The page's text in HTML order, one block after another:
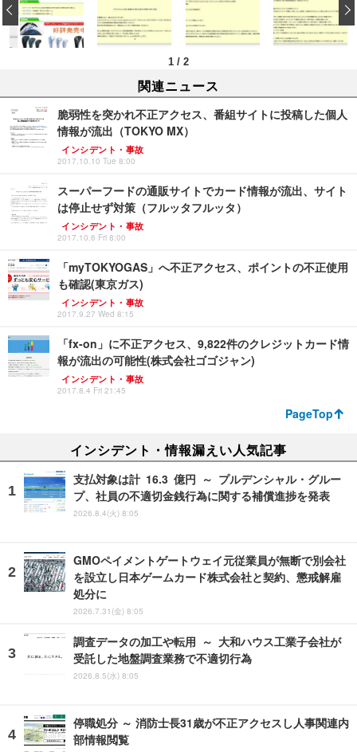
1 / 2
‹
関連ニュース
脆弱性を突かれ不正アクセス、番組サイトに投稿した個人
情報が流出（TOKYO MX）
インシデント・事故
2017.10.10 Tue 8:00
スーパーフードの通販サイトでカード情報が流出、サイト
は停止せず対策（フルッタフルッタ）
インシデント・事故
2017.10.6 Fri 8:00
「myTOKYOGAS」へ不正アクセス、ポイントの不正使用
も確認(東京ガス)
インシデント・事故
2017.9.27 Wed 8:15
「fx-on」に不正アクセス、9,822件のクレジットカード情
報が流出の可能性(株式会社ゴゴジャン)
インシデント・事故
2017.8.4 Fri 21:45
PageTop
インシデント・情報漏えい人気記事
支払対象は計 16.3 億円 ～ プルデンシャル・グルー
プ、社員の不適切金銭行為に関する補償進捗を発表
2026.8.4(火) 8:05
GMOペイメントゲートウェイ元従業員が無断で別会社
を設立し日本ゲームカード株式会社と契約、懲戒解雇
処分に
2026.7.31(金) 8:05
調査データの加工や転用 ～ 大和ハウス工業子会社が
受託した地盤調査業務で不適切行為
2026.8.5(水) 8:05
停職処分 ～ 消防士長31歳が不正アクセスし人事関連内
部情報閲覧